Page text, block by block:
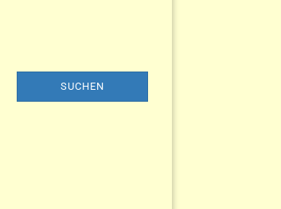
SUCHEN